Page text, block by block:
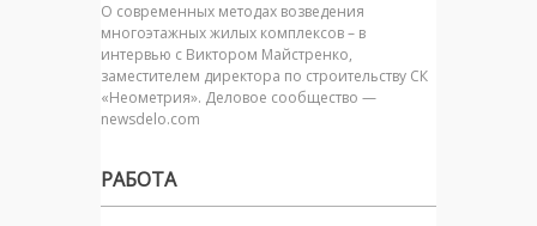
О современных методах возведения
многоэтажных жилых комплексов – в
интервью с Виктором Майстренко,
заместителем директора по строительству СК
«Неометрия». Деловое сообщество —
newsdelo.com
РАБОТА